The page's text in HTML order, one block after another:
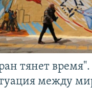
тянет время".
между